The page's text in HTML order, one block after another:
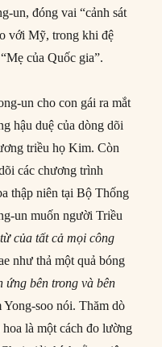
un, đóng vai “cảnh sát
với Mỹ, trong khi đệ
của Quốc gia”.
un cho con gái ra mắt
hậu duệ của dòng dõi
triều họ Kim. Còn
các chương trình
thập niên tại Bộ Thống
un muốn người Triều
của tất cả mọi công
như thả một quả bóng
ứng bên trong và bên
Yong-soo nói. Thăm dò
là một cách đo lường